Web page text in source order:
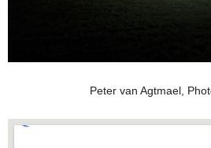
Peter van Agtmael,